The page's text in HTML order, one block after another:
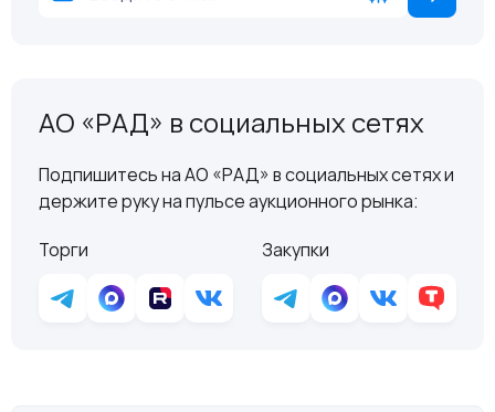
АО «РАД» в социальных сетях
Подпишитесь на АО «РАД» в социальных сетях и
держите руку на пульсе аукционного рынка:
Торги
Закупки